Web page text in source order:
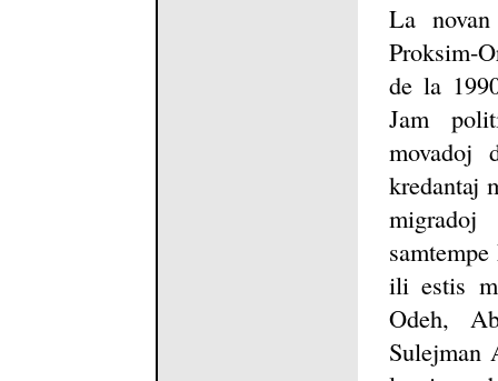
La
Proksim-
de la
Jam
movadoj
kredantaj
ili estis
Odeh,
Sulejman